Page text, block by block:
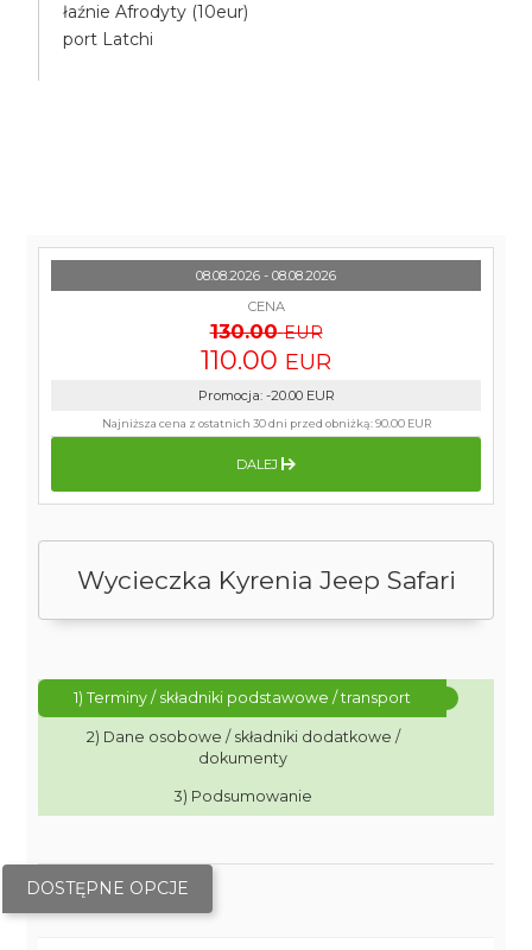
łaźnie Afrodyty (10eur)
port Latchi
Wycieczka Kyrenia Jeep Safari
1) Terminy / składniki podstawowe / transport
2) Dane osobowe / składniki dodatkowe /
dokumenty
3) Podsumowanie
DOSTĘPNE OPCJE
08.08.2026 - 08.08.2026
CENA
130.00 EUR
110.00 EUR
Promocja: -20.00 EUR
Najniższa cena z ostatnich 30 dni przed obniżką:90.00 EUR
DALEJ